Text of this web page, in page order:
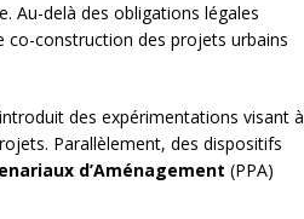
Au-delà des obligations légales
co-construction des projets urbains
des expérimentations visant à
Parallèlement, des dispositifs
d’Aménagement (PPA)